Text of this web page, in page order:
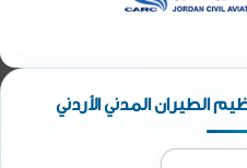
الطيران المدني الأردني